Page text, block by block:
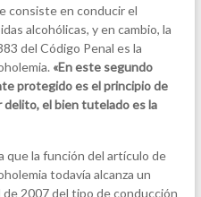
consiste en conducir el
alcohólicas, y en cambio, la
del Código Penal es la
«En este segundo
protegido es el principio de
delito, el bien tutelado es la
que la función del artículo de
todavía alcanza un
2007 del tipo de conducción